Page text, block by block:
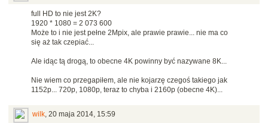
full HD to nie jest 2K?
1920 * 1080 = 2 073 600
Może to i nie jest pełne 2Mpix, ale prawie prawie... nie ma co
się aż tak czepiać...
Ale idąc tą drogą, to obecne 4K powinny być nazywane 8K...
Nie wiem co przegapiłem, ale nie kojarzę czegoś takiego jak
1152p... 720p, 1080p, teraz to chyba i 2160p (obecne 4K)...
wilk, 20 maja 2014, 15:59